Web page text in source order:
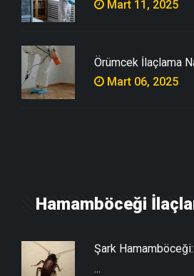
Mart 11, 2025
Örümcek İlaçlama
Mart 06, 2025
Hamamböceği
Şark
...